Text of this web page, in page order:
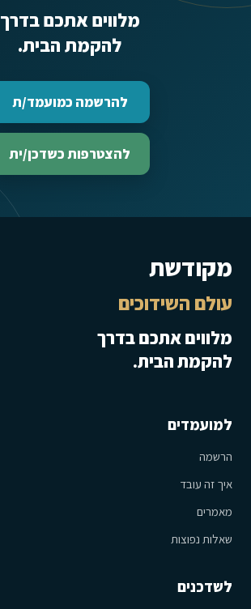
מלווים אתכם בדרך
להקמת הבית.
להרשמה כמועמד/ת
להצטרפות כשדכן/ית
מקודשת
עולם השידוכים
מלווים אתכם בדרך
להקמת הבית.
למועמדים
הרשמה
איך זה עובד
מאמרים
שאלות נפוצות
לשדכנים